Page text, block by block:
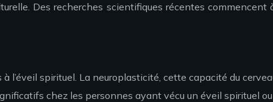
Des recherches scientifiques récentes
spirituel. La neuroplasticité, cette capacité du
chez les personnes ayant vécu un éveil spirituel